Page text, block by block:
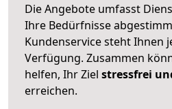
Die Angebote umfasst
Ihre Bedürfnisse
Kundenservice steht Ihnen
Verfügung. Zusammen
helfen, Ihr Ziel stressfrei
erreichen.